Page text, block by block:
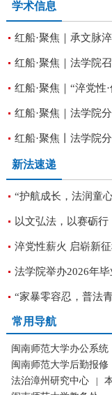
学术信息
红船·聚焦｜法学院
红船·聚焦丨法学院
新法速递
以文弘法，以赛砺
法学院举办2026年
常用导航
闽南师范大学办公系统
闽南师范大学后勤报修
法治漳州研究中心